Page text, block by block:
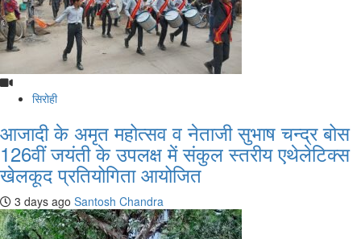
सिरोही
आजादी के अमृत महोत्सव व नेताजी सुभाष चन्द्र बोस
126वीं जयंती के उपलक्ष में संकुल स्तरीय एथेलेटिक्स
खेलकूद प्रतियोगिता आयोजित
3 days ago Santosh Chandra